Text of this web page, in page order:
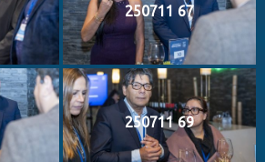
250711 67
250711 69